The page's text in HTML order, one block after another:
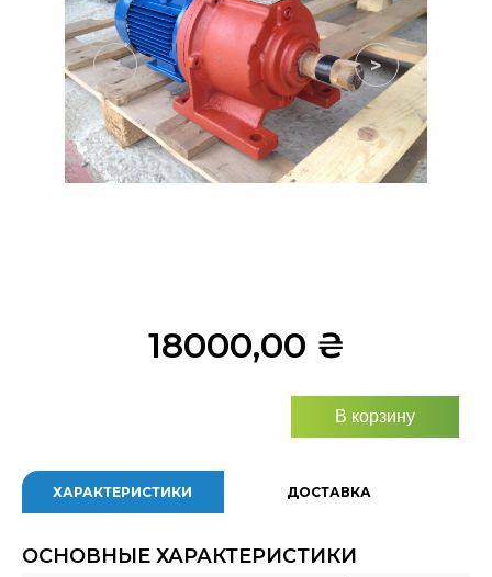
< >
18000,00 ₴
В корзину
ХАРАКТЕРИСТИКИ ДОСТАВКА
ОСНОВНЫЕ ХАРАКТЕРИСТИКИ